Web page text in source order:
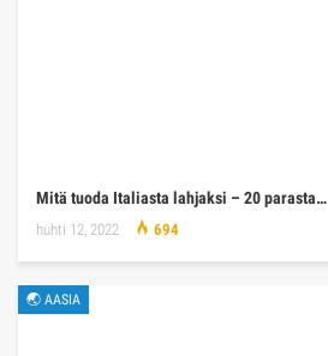
Mitä tuoda Italiasta lahjaksi – 20 parasta…
huhti 12, 2022 694
🌏 AASIA